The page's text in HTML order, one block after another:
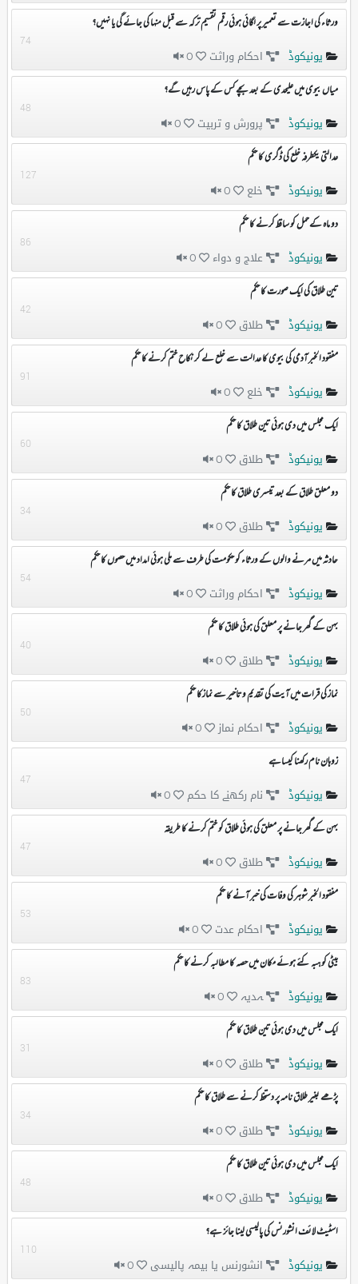
ورثاء کی اجازت سے تعمیر پر لگائی ہوئی رقم تقسیم ترکہ سے قبل منہا کی جائے گی یا نہیں؟
یونیکوڈ احکام وراثت 0
74
میاں بیوی میں علیحدی کے بعد بچے کس کے پاس رہیں گے؟
یونیکوڈ پرورش و تربیت 0
48
عدالتی یکطرفہ خلع کی ڈگری کا حکم
یونیکوڈ خلع 0
127
دو ماہ کےحمل کو ساقط کرنے کا حکم
یونیکوڈ علاج و دواء 0
86
تین طلاق کی ایک صورت کا حکم
یونیکوڈ طلاق 0
42
مفقود الخبر آدمی کی بیوی کا عدالت سے خلع لے کر نکاح ختم کرنے کا حکم
یونیکوڈ خلع 0
91
ایک مجلس میں دی ہوئی تین طلاق کا حکم
یونیکوڈ طلاق 0
60
دو معلق طلاق کے بعد تیسری طلاق کا حکم
یونیکوڈ طلاق 0
34
حادثہ میں مرنے والوں کے ورثاء کو حکومت کی طرف سے ملی ہوئی امداد میں حصوں کا حکم
یونیکوڈ احکام وراثت 0
54
بہن کے گھر جانے پر معلق کی ہوئی طلاق کا حکم
یونیکوڈ طلاق 0
40
نماز کی قرات میں آیت کی تقدیم و تاخیر سے نمازکا حکم
یونیکوڈ احکام نماز 0
50
زوہان نام رکھنا کیساہے
یونیکوڈ نام رکھنے کا حکم 0
47
بہن کے گھر جانے پر معلق کی ہوئی طلاق کو ختم کرنے کا طریقہ
یونیکوڈ طلاق 0
47
مفقود الخبر شوہر کی وفات کی خبر آنے کا حکم
یونیکوڈ احکام عدت 0
53
بیٹی کو ہبہ کئے ہوئے مکان میں حصہ کا مطالبہ کرنے کا حکم
یونیکوڈ ہدیہ 0
83
ایک مجلس میں دی ہوئی تین طلاق کا حکم
یونیکوڈ طلاق 0
31
پڑھے بغیر طلاق نامہ پر دستخط کرنے سے طلاق کا حکم
یونیکوڈ طلاق 0
34
ایک مجلس میں دی ہوئی تین طلاق کا حکم
یونیکوڈ طلاق 0
48
اسٹیٹ لائف انشورنس کی پالیسی لینا جائز ہے؟
یونیکوڈ انشورنس یا بیمہ پالیسی 0
110